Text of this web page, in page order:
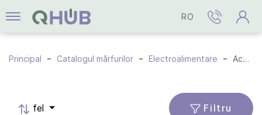
RO
Principal Catalogul mărfurilor Electroalimentare Acumulatoare
fel Filtru